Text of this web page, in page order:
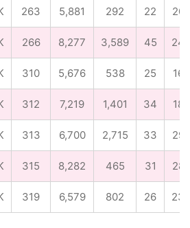
263 5,881 292 22 20
266 8,277 3,589 45 24
310 5,676 538 25 16
312 7,219 1,401 34 18
313 6,700 2,715 33 29
315 8,282 465 31 28
319 6,579 802 26 23